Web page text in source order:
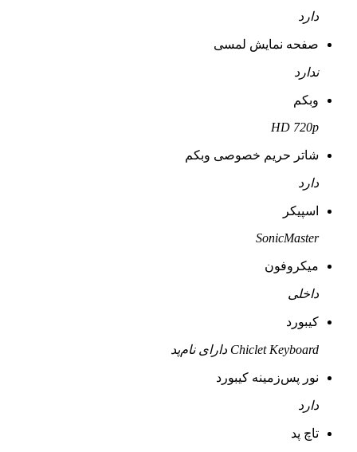
دارد
صفحه نمایش لمسی
ندارد
وبکم
HD 720p
شاتر حریم خصوصی وبکم
دارد
اسپیکر
SonicMaster
میکروفون
داخلی
کیبورد
Chiclet Keyboard دارای نام‌پد
نور پس‌زمینه کیبورد
دارد
تاچ پد